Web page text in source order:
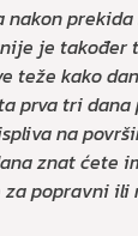
nakon prekida
je također
teže kako
prva tri dana
na
znat ćete
za popravni ili